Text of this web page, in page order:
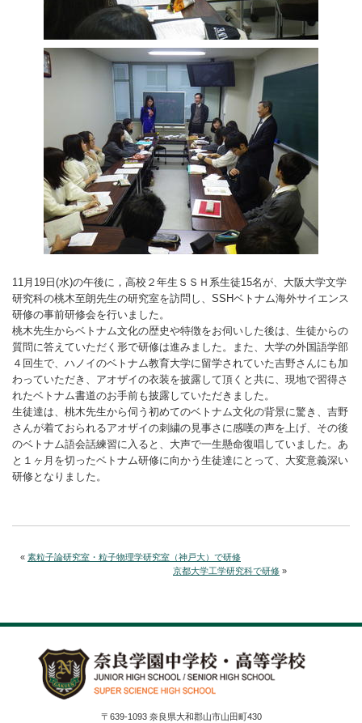
11月19日(水)の午後に，高校２年生ＳＳＨ系生徒15名が、大阪大学文学
研究科の桃木至朗先生の研究室を訪問し、SSHベトナム海外サイエンス
研修の事前研修会を行いました。
桃木先生からベトナム文化の歴史や特徴をお伺いした後は、生徒からの
質問に答えていただく形で研修は進みました。また、大学の外国語学部
４回生で、ハノイのベトナム教育大学に留学されていた吉野さんにも加
わっていただき、アオザイの衣装を披露して頂くと共に、現地で習得さ
れたベトナム書道のお手前も披露していただきました。
生徒達は、桃木先生から伺う初めてのベトナム文化の背景に驚き、吉野
さんが着ておられるアオザイの刺繍の見事さに感嘆の声を上げ、その後
のベトナム語会話練習に入ると、大声で一生懸命復唱していました。あ
と１ヶ月を切ったベトナム研修に向かう生徒達にとって、大変意義深い
研修となりました。
« 素粒子論研究室・粒子物理学研究室（神戸大）で研修
京都大学工学研究科で研修 »
〒639-1093 奈良県大和郡山市山田町430